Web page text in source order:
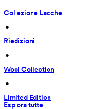
Collezione Lacche
•
Riedizioni
•
Wool Collection
•
Limited Edition
Esplora tutte